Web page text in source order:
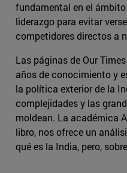
fundamental en el
liderazgo para evitar
competidores directos a
Las páginas de Our
años de conocimiento y
la política exterior de la
complejidades y las
moldean. La académica
libro, nos ofrece un
qué es la India, pero,